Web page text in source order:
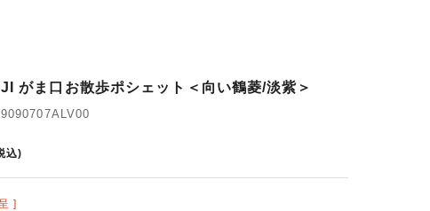
がま口お散歩ポシェット＜向い鶴菱/淡紫＞
込)
]